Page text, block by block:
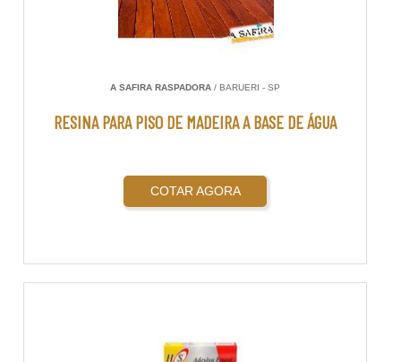
A SAFIRA RASPADORA / BARUERI - SP
RESINA PARA PISO DE MADEIRA A BASE DE ÁGUA
COTAR AGORA